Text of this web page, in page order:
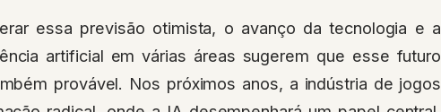
essa previsão otimista, o avanço da tecnologia e a
artificial em várias áreas sugerem que esse futuro
provável. Nos próximos anos, a indústria de jogos